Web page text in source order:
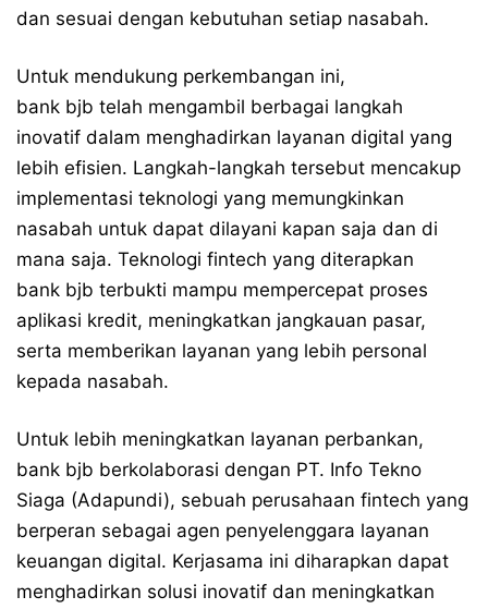
dan sesuai dengan kebutuhan setiap nasabah.
Untuk mendukung perkembangan ini,
bank bjb telah mengambil berbagai langkah
inovatif dalam menghadirkan layanan digital yang
lebih efisien. Langkah-langkah tersebut mencakup
implementasi teknologi yang memungkinkan
nasabah untuk dapat dilayani kapan saja dan di
mana saja. Teknologi fintech yang diterapkan
bank bjb terbukti mampu mempercepat proses
aplikasi kredit, meningkatkan jangkauan pasar,
serta memberikan layanan yang lebih personal
kepada nasabah.
Untuk lebih meningkatkan layanan perbankan,
bank bjb berkolaborasi dengan PT. Info Tekno
Siaga (Adapundi), sebuah perusahaan fintech yang
berperan sebagai agen penyelenggara layanan
keuangan digital. Kerjasama ini diharapkan dapat
menghadirkan solusi inovatif dan meningkatkan